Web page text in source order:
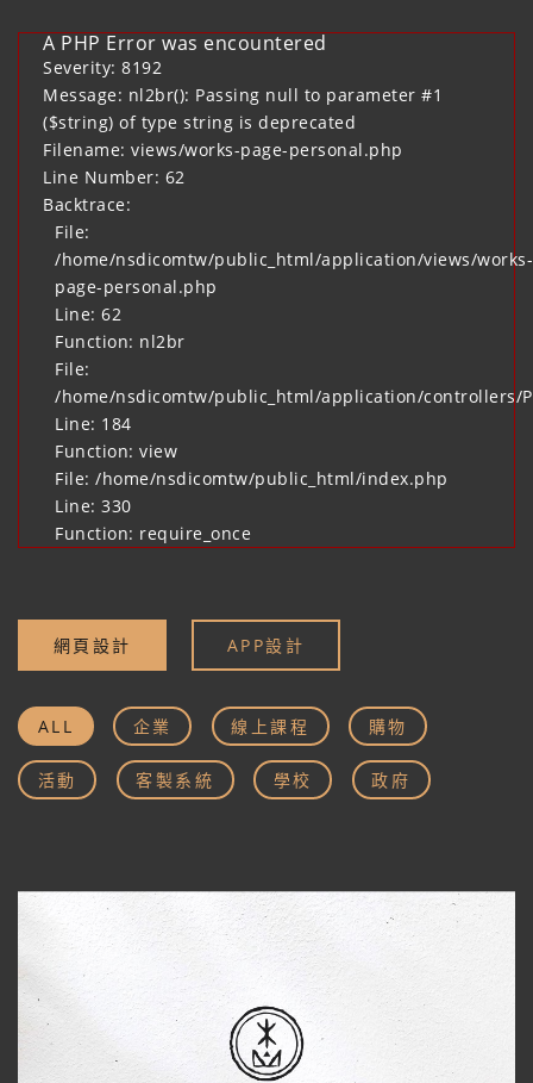
A PHP Error was encountered
Severity: 8192
Message: nl2br(): Passing null to parameter #1
($string) of type string is deprecated
Filename: views/works-page-personal.php
Line Number: 62
Backtrace:
File:
/home/nsdicomtw/public_html/application/views/works-
page-personal.php
Line: 62
Function: nl2br
File:
/home/nsdicomtw/public_html/application/controllers/
Line: 184
Function: view
File: /home/nsdicomtw/public_html/index.php
Line: 330
Function: require_once
網頁設計 APP設計
ALL 企業 線上課程 購物
活動 客製系統 學校 政府